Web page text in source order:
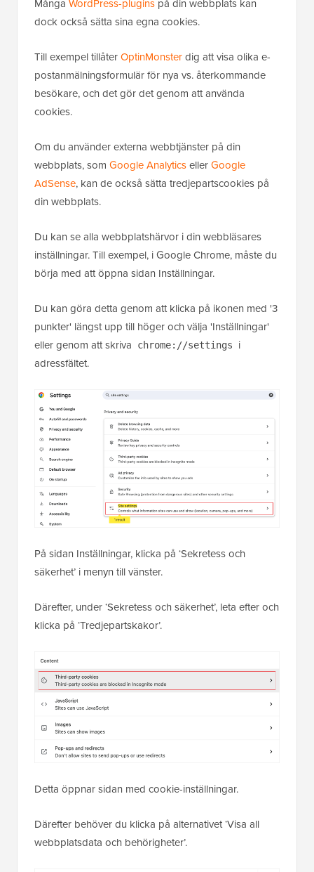
Många WordPress-plugins på din webbplats kan
dock också sätta sina egna cookies.
Till exempel tillåterOptinMonsterdig att visa olika e-
postanmälningsformulär för nya vs. återkommande
besökare, och det gör det genom att använda
cookies.
Om du använder externa webbtjänster på din
webbplats, som Google AnalyticsellerGoogle
AdSense, kan de också sätta tredjepartscookies på
din webbplats.
Du kan se alla webbplatshärvor i din webbläsares
inställningar. Till exempel, i Google Chrome, måste du
börja med att öppna sidan Inställningar.
Du kan göra detta genom att klicka på ikonen med '3
punkter' längst upp till höger och välja 'Inställningar'
eller genom att skriva
chrome://settings
i
adressfältet.
På sidan Inställningar, klicka på ‘Sekretess och
säkerhet’ i menyn till vänster.
Därefter, under ‘Sekretess och säkerhet’, leta efter och
klicka på ‘Tredjepartskakor’.
Detta öppnar sidan med cookie-inställningar.
Därefter behöver du klicka på alternativet ‘Visa all
webbplatsdata och behörigheter’.